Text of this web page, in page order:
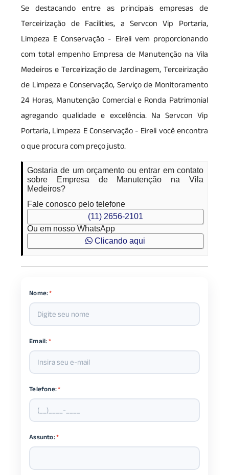
Se destacando entre as principais empresas de
Terceirização de Facilities, a Servcon Vip Portaria,
Limpeza E Conservação - Eireli vem proporcionando
com total empenho Empresa de Manutenção na Vila
Medeiros e Terceirização de Jardinagem, Terceirização
de Limpeza e Conservação, Serviço de Monitoramento
24 Horas, Manutenção Comercial e Ronda Patrimonial
agregando qualidade e excelência. Na Servcon Vip
Portaria, Limpeza E Conservação - Eireli você encontra
o que procura com preço justo.
Gostaria de um orçamento ou entrar em contato
sobre Empresa de Manutenção na Vila
Medeiros?
Fale conosco pelo telefone
(11) 2656-2101
Ou em nosso WhatsApp
Clicando aqui
Nome:*
Email:*
Telefone:*
Assunto:*